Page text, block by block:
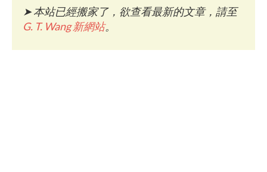
➤本站已經搬家了，欲查看最新的文章，請至
G. T. Wang 新網站。